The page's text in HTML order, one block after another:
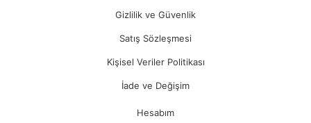
Gizlilik ve Güvenlik
Satış Sözleşmesi
Kişisel Veriler Politikası
İade ve Değişim
Hesabım